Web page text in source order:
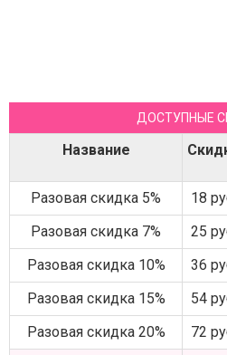
ДОСТУПНЫЕ
Название
Разовая скидка 5% 18
Разовая скидка 7%
25
Разовая скидка 10%
36
Разовая скидка 15%
54
Разовая скидка 20%
72